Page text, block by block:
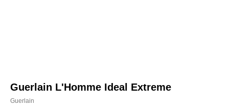
Guerlain L'Homme Ideal Extreme
Guerlain